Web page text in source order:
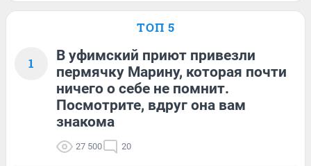
ТОП 5
1
В уфимский приют привезли
пермячку Марину, которая почти
ничего о себе не помнит.
Посмотрите, вдруг она вам
знакома
27 500 20